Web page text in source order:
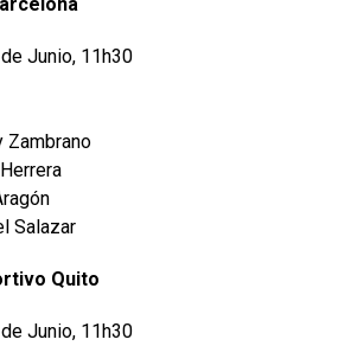
Junio, 11h30
Zambrano
Salazar
Quito
Junio, 11h30